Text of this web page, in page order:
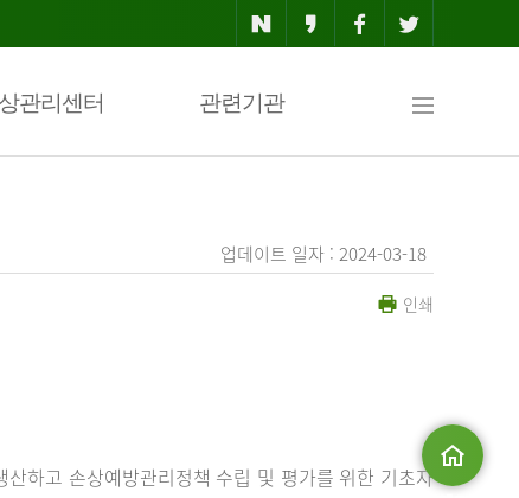
관리센터 관련기관
맵
업데이트 일자 : 2024-03-18
인쇄
하고 손상예방관리정책 수립 및 평가를 위한 기초자